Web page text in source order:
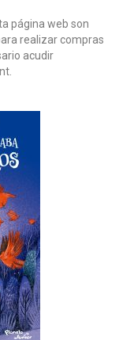
página web son
realizar compras
acudir